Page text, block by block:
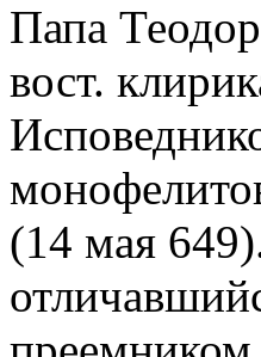
Папа
вост.
(14 мая